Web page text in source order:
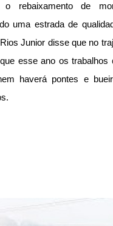
o rebaixamento de
uma estrada de
Junior disse que no
esse ano os trabalhos
haverá pontes e